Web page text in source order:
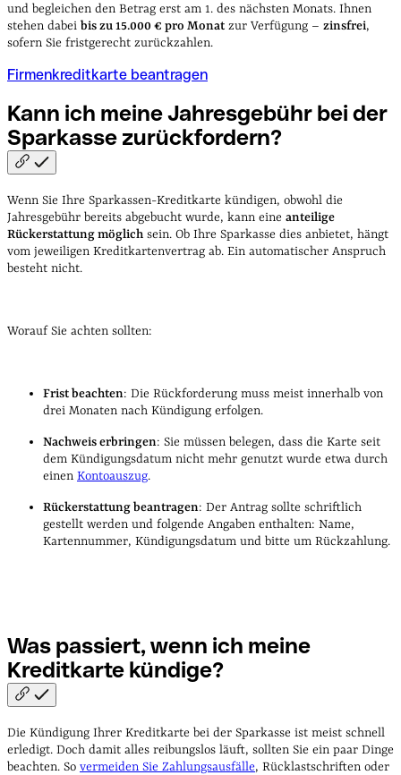
und begleichen den Betrag erst am 1. des nächsten Monats. Ihnen
stehen dabei bis zu 15.000 € pro Monat zur Verfügung – zinsfrei,
sofern Sie fristgerecht zurückzahlen.
Firmenkreditkarte beantragen
Kann ich meine Jahresgebühr bei der
Sparkasse zurückfordern?
Wenn Sie Ihre Sparkassen-Kreditkarte kündigen, obwohl die
Jahresgebühr bereits abgebucht wurde, kann eine anteilige
Rückerstattung möglich sein. Ob Ihre Sparkasse dies anbietet, hängt
vom jeweiligen Kreditkartenvertrag ab. Ein automatischer Anspruch
besteht nicht.
Worauf Sie achten sollten:
Frist beachten: Die Rückforderung muss meist innerhalb von
drei Monaten nach Kündigung erfolgen.
Nachweis erbringen: Sie müssen belegen, dass die Karte seit
dem Kündigungsdatum nicht mehr genutzt wurde etwa durch
einen Kontoauszug.
Rückerstattung beantragen: Der Antrag sollte schriftlich
gestellt werden und folgende Angaben enthalten: Name,
Kartennummer, Kündigungsdatum und bitte um Rückzahlung.
Was passiert, wenn ich meine
Kreditkarte kündige?
Die Kündigung Ihrer Kreditkarte bei der Sparkasse ist meist schnell
erledigt. Doch damit alles reibungslos läuft, sollten Sie ein paar Dinge
beachten. So vermeiden Sie Zahlungsausfälle, Rücklastschriften oder